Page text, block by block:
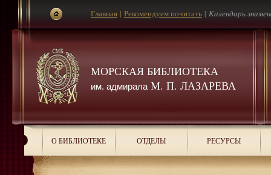
МОРСКАЯ БИБЛИОТЕКА
им. адмиралаМ. П. ЛАЗАРЕВА
Главная | Рекомендуем почитать | Календарь
О БИБЛИОТЕКЕ ОТДЕЛЫ РЕСУРСЫ